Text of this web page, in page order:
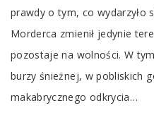
prawdy o tym, co wydarzyło
Morderca zmienił jedynie
pozostaje na wolności. W
burzy śnieżnej, w pobliskich
makabrycznego odkrycia…